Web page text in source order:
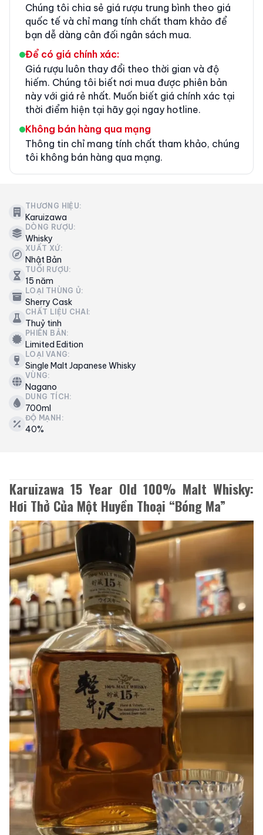
Chúng tôi chia sẻ giá rượu trung bình theo giá
quốc tế và chỉ mang tính chất tham khảo để
bạn dễ dàng cân đối ngân sách mua.
Để có giá chính xác:
Giá rượu luôn thay đổi theo thời gian và độ
hiếm. Chúng tôi biết nơi mua được phiên bản
này với giá rẻ nhất. Muốn biết giá chính xác tại
thời điểm hiện tại hãy gọi ngay hotline.
Không bán hàng qua mạng
Thông tin chỉ mang tính chất tham khảo, chúng
tôi không bán hàng qua mạng.
THƯƠNG HIỆU:
Karuizawa
DÒNG RƯỢU:
Whisky
XUẤT XỨ:
Nhật Bản
TUỔI RƯỢU:
15 năm
LOẠI THÙNG Ủ:
Sherry Cask
CHẤT LIỆU CHAI:
Thuỷ tinh
PHIÊN BẢN:
Limited Edition
LOẠI VANG:
Single Malt Japanese Whisky
VÙNG:
Nagano
DUNG TÍCH:
700ml
ĐỘ MẠNH:
40%
Karuizawa 15 Year Old 100% Malt Whisky:
Hơi Thở Của Một Huyền Thoại “Bóng Ma”